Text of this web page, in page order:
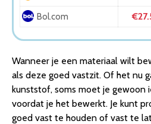
Klembereik 0 tot 40 mm –
7. HBM 70 mm multi-hoek
graden draaibaar
Conclusie
Bol.com
Wanneer je een materiaal wilt
als deze goed vastzit. Of het nu
kunststof, soms moet je gewoon
voordat je het bewerkt. Je kunt
goed vast te houden of vast te